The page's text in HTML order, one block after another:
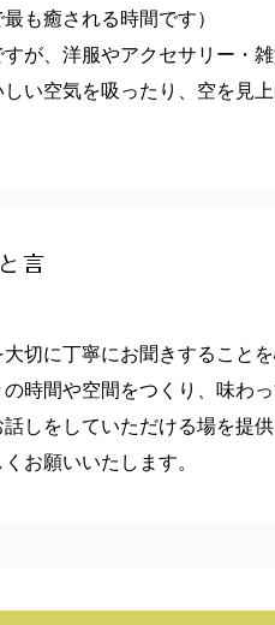
も癒される時間です）
が、洋服やアクセサリー・雑
しい空気を吸ったり、空を見
言
切に丁寧にお聞きすること
時間や空間をつくり、味わ
しをしていただける場を提
お願いいたします。